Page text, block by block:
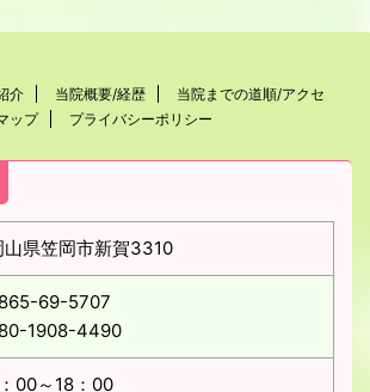
介 当院概要/経歴
当院までの道順/アクセ
ップ
プライバシーポリシー
山県笠岡市新賀3310
69-5707
1908-4490
00～18：00